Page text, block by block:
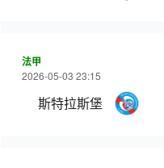
法甲
2026-05-03 23:15
斯特拉斯堡